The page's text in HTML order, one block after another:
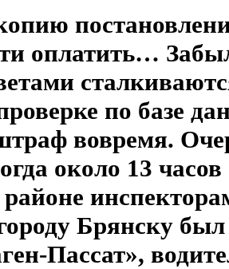
оплатить…
по базе
вовремя.
около 13
районе
Брянску
Пассат»,